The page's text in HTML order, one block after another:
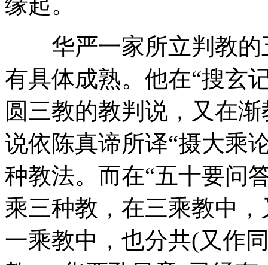
华严一家所立判教的
有具体成熟。他在“搜玄
圆三教的教判说，又在
说依陈真谛所译“摄大乘
种教法。而在“五十要问
乘三种教，在三乘教中
一乘教中，也分共(又作